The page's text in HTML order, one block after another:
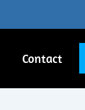
Contact